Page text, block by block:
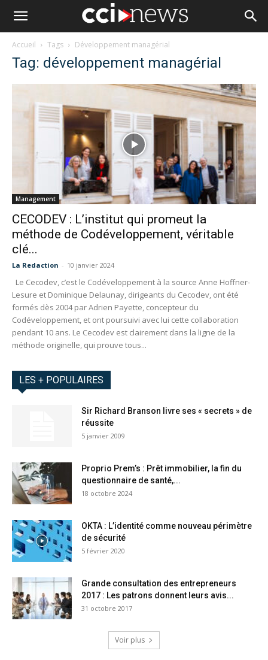
Accueil Tags Développement managérial
Tag: développement managérial
Management
CECODEV : L’institut qui promeut la
méthode de Codéveloppement, véritable
clé...
La Redaction - 10 janvier 2024
Le Cecodev, c’est le Codéveloppement à la source Anne Hoffner-
Lesure et Dominique Delaunay, dirigeants du Cecodev, ont été
formés dès 2004 par Adrien Payette, concepteur du
Codéveloppement, et ont poursuivi avec lui cette collaboration
pendant 10 ans. Le Cecodev est clairement dans la ligne de la
méthode originelle, qui prouve tous...
LES + POPULAIRES
Sir Richard Branson livre ses « secrets » de
réussite
5 janvier 2009
Proprio Prem’s : Prêt immobilier, la fin du
questionnaire de santé,...
18 octobre 2024
OKTA : L’identité comme nouveau périmètre
de sécurité
5 février 2020
Grande consultation des entrepreneurs
2017 : Les patrons donnent leurs avis...
31 octobre 2017
Voir plus